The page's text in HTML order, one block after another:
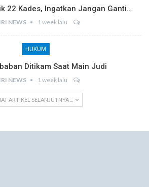
22 Kades, Ingatkan Jangan Ganti…
NEWS 1 week lalu
HUKUM
Ditikam Saat Main Judi
NEWS 1 week lalu
ARTIKEL SELANJUTNYA ...